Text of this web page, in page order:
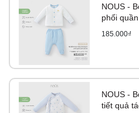
NOUS -
phối
185.000₫
NOUS -
tiết quả